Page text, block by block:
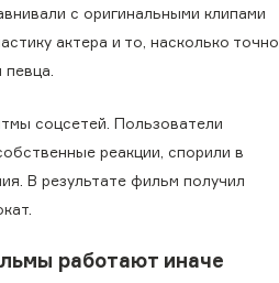
с оригинальными клипами
актера и то, насколько точно
соцсетей. Пользователи
реакции, спорили в
В результате фильм получил
работают иначе